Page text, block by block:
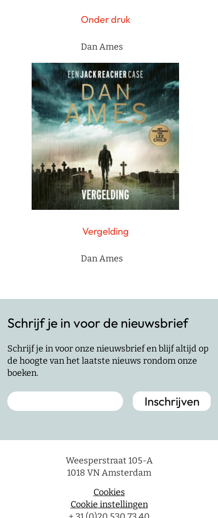
Onder druk
Dan Ames
Vergelding
Dan Ames
Schrijf je in voor de nieuwsbrief
Schrijf je in voor onze nieuwsbrief en blijf altijd op
de hoogte van het laatste nieuws rondom onze
boeken.
Weesperstraat 105-A
1018 VN Amsterdam
Cookies
Cookie instellingen